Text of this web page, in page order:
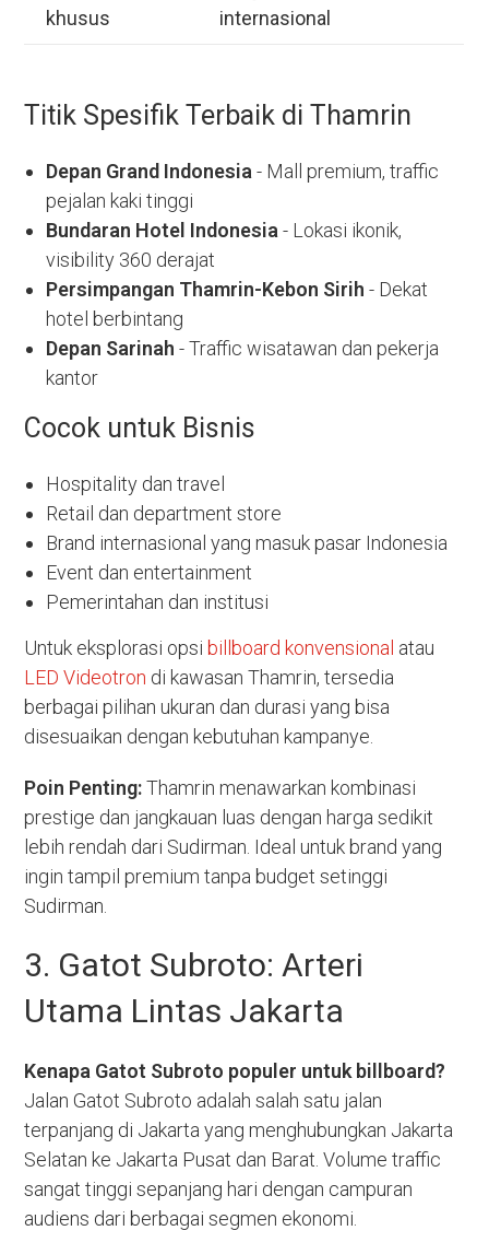
khusus
internasional
Titik Spesifik Terbaik di Thamrin
Depan Grand Indonesia- Mall premium, traffic
pejalan kaki tinggi
Bundaran Hotel Indonesia- Lokasi ikonik,
visibility 360 derajat
Persimpangan Thamrin-Kebon Sirih - Dekat
hotel berbintang
Depan Sarinah - Traffic wisatawan dan pekerja
kantor
Cocok untuk Bisnis
Hospitality dan travel
Retail dan department store
Brand internasional yang masuk pasar Indonesia
Event dan entertainment
Pemerintahan dan institusi
Untuk eksplorasi opsi billboard konvensional atau
LED Videotron di kawasan Thamrin, tersedia
berbagai pilihan ukuran dan durasi yang bisa
disesuaikan dengan kebutuhan kampanye.
Poin Penting:Thamrin menawarkan kombinasi
prestige dan jangkauan luas dengan harga sedikit
lebih rendah dari Sudirman. Ideal untuk brand yang
ingin tampil premium tanpa budget setinggi
Sudirman.
3. Gatot Subroto: Arteri
Utama Lintas Jakarta
Kenapa Gatot Subroto populer untuk billboard?
Jalan Gatot Subroto adalah salah satu jalan
terpanjang di Jakarta yang menghubungkan Jakarta
Selatan ke Jakarta Pusat dan Barat. Volume traffic
sangat tinggi sepanjang hari dengan campuran
audiens dari berbagai segmen ekonomi.